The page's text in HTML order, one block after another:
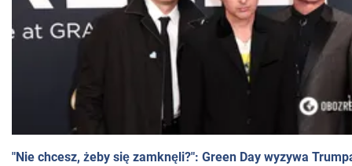
"Nie chcesz, żeby się zamknęli?": Green Day wyzywa